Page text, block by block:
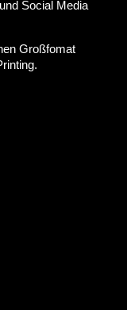
Social Media
Großfomat